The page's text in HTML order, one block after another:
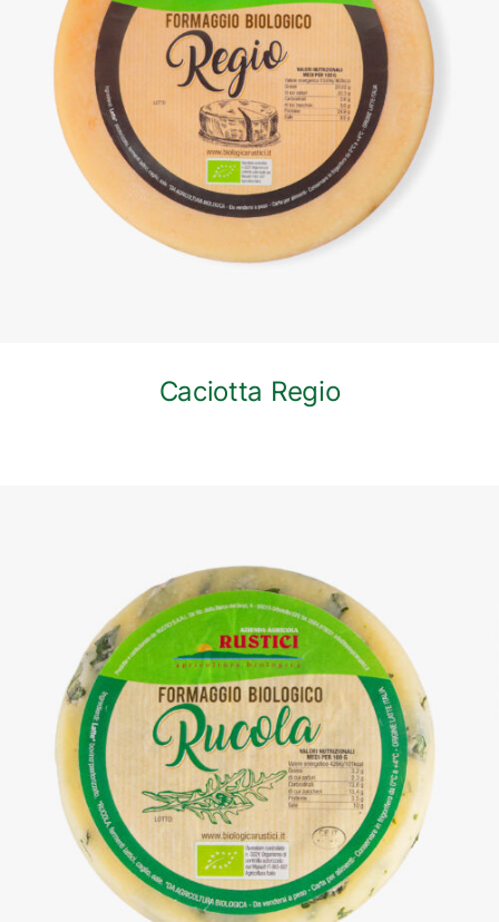
DETTAGLI
Caciotta Regio
DETTAGLI